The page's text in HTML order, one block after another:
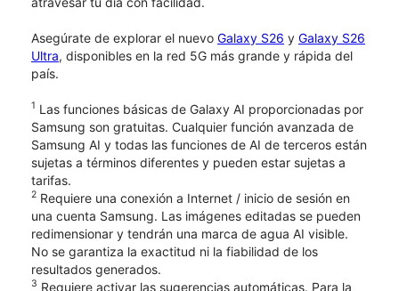
Asegúrate de explorar el nuevo Galaxy S26 y Galaxy S26
Ultra, disponibles en la red 5G más grande y rápida del
país.
1 Las funciones básicas de Galaxy AI proporcionadas por
Samsung son gratuitas. Cualquier función avanzada de
Samsung AI y todas las funciones de AI de terceros están
sujetas a términos diferentes y pueden estar sujetas a
tarifas.
2 Requiere una conexión a Internet / inicio de sesión en
una cuenta Samsung. Las imágenes editadas se pueden
redimensionar y tendrán una marca de agua AI visible.
No se garantiza la exactitud ni la fiabilidad de los
resultados generados.
3 Requiere activar las sugerencias automáticas. Para la